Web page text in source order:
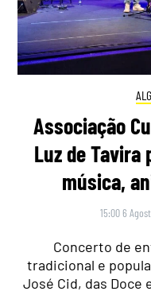
Associação
Luz de Tavira
música,
15:00 6
Concerto de
tradicional e
José Cid, das